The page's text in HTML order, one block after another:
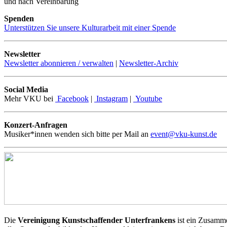
Spenden
Unterstützen Sie unsere Kulturarbeit mit einer Spende
Newsletter
Newsletter abonnieren / verwalten | Newsletter-Archiv
Social Media
Mehr VKU bei Facebook | Instagram | Youtube
Konzert-Anfragen
Musiker*innen wenden sich bitte per Mail an event@vku-kunst.de
Die Vereinigung Kunstschaffender Unterfrankens ist ein